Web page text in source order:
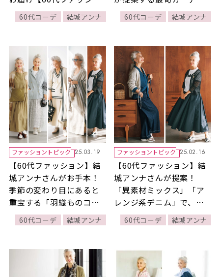
ン】60代コーデ 結城アンナ
ガンスタイル
60代コーデ 結城アンナ
ファッショントピック 25.03.19
【60代ファッション】結
城アンナさんがお手本！
季節の変わり目にあると
重宝する「羽織ものコー
デ」11選
60代コーデ 結城アンナ
ファッショントピック 25.02.16
【60代ファッション】結
城アンナさんが提案！
「異素材ミックス」「ア
レンジ系デニム」で、春
の大人ガーリーな着こな
しときれいめカジュアル
に！
60代コーデ 結城アンナ